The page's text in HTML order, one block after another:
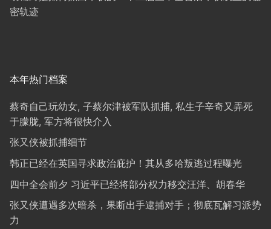
密轨迹
本年热门档案
蔡奇自己玩幼女, 子蔡尔津被军队抓捕, 私生子辛奇又弄死
于朦胧, 军方将很快介入
张又侠被抓捕细节
韩正已经在英国寻求政治庇护！其从多哈叛逃过程曝光
四中全会前夕 习近平已经将部分权力移交汪洋、胡春华
张又侠遭遇多次暗杀，果断出手逮捕对手；彻底瓦解习派势
力